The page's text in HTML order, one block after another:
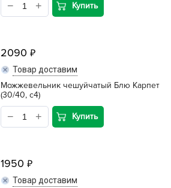
Купить
2090
Товар доставим
Можжевельник чешуйчатый Блю Карпет
(30/40, c4)
Купить
1950
Товар доставим